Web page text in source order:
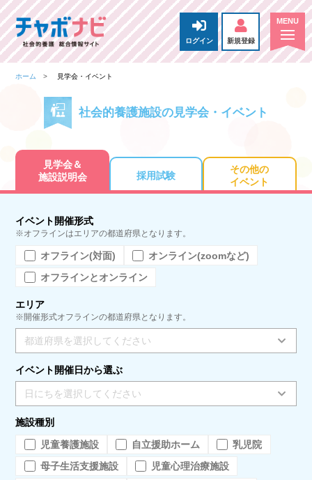
ログイン 新規登録
ホーム 見学会・イベント
社会的養護施設の見学会・イベント
見学会＆
施設説明会
採用試験
その他の
イベント
イベント開催形式
※オフラインはエリアの都道府県となります。
オフライン(対面)
オンライン(zoomなど)
オフラインとオンライン
エリア
※開催形式オフラインの都道府県となります。
都道府県を選択してください
イベント開催日から選ぶ
日にちを選択してください
施設種別
児童養護施設
自立援助ホーム
乳児院
母子生活支援施設
児童心理治療施設